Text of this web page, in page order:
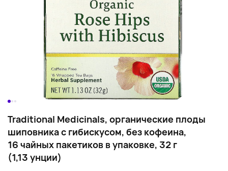
Traditional Medicinals, органические плоды
шиповника с гибискусом, без кофеина,
16 чайных пакетиков в упаковке, 32 г
(1,13 унции)